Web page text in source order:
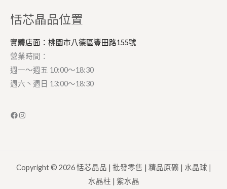
恬芯晶品位置
實體店面：桃園市八德區豐田路155號
營業時間：
週一～週五 10:00～18:30
週六丶週日 13:00～18:30
Copyright © 2026 恬芯晶品 | 批發零售 | 精品原礦 | 水晶球 |
水晶柱 | 紫水晶